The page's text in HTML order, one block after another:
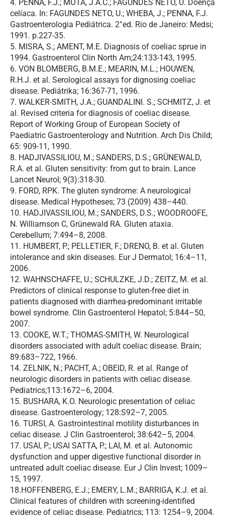
4. PENNA, F.J.; MOTA, J.A.C.; FAGUNDES NETO, U. Doença
celíaca. In: FAGUNDES NETO, U.; WHEBA, J.; PENNA, F.J.
Gastroenterologia Pediátrica. 2°ed. Rio de Janeiro: Medsi;
1991. p.227-35.
5. MISRA, S.; AMENT, M.E. Diagnosis of coeliac sprue in
1994. Gastroenterol Clin North Am;24:133-143, 1995.
6. VON BLOMBERG, B.M.E.; MEARIN, M.L.; HOUWEN,
R.H.J. et al. Serological assays for dignosing coeliac
disease. Pediátrika; 16:367-71, 1996.
7. WALKER-SMITH, J.A.; GUANDALINI. S.; SCHMITZ, J. et
al. Revised criteria for diagnosis of coeliac disease.
Report of Working Group of European Society of
Paediatric Gastroenterology and Nutrition. Arch Dis Child;
65: 909-11, 1990.
8. HADJIVASSILIOU, M.; SANDERS, D.S.; GRÜNEWALD,
R.A. et al. Gluten sensitivity: from gut to brain. Lance
Lancet Neurol; 9(3):318-30.
9. FORD, RPK. The gluten syndrome: A neurological
disease. Medical Hypotheses; 73 (2009) 438–440.
10. HADJIVASSILIOU, M.; SANDERS, D.S.; WOODROOFE,
N. Williamson C, Grünewald RA. Gluten ataxia.
Cerebellum; 7:494–8, 2008.
11. HUMBERT, P.; PELLETIER, F.; DRENO, B. et al. Gluten
intolerance and skin diseases. Eur J Dermatol; 16:4–11,
2006.
12. WAHNSCHAFFE, U.; SCHULZKE, J.D.; ZEITZ, M. et al.
Predictors of clinical response to gluten-free diet in
patients diagnosed with diarrhea-predominant irritable
bowel syndrome. Clin Gastroenterol Hepatol; 5:844–50,
2007.
13. COOKE, W.T.; THOMAS-SMITH, W. Neurological
disorders associated with adult coeliac disease. Brain;
89:683–722, 1966.
14. ZELNIK, N.; PACHT, A.; OBEID, R. et al. Range of
neurologic disorders in patients with celiac disease.
Pediatrics;113:1672–6, 2004.
15. BUSHARA, K.O. Neurologic presentation of celiac
disease. Gastroenterology; 128:S92–7, 2005.
16. TURSI, A. Gastrointestinal motility disturbances in
celiac disease. J Clin Gastroenterol; 38:642–5, 2004.
17. USAI, P.; USAI SATTA, P.; LAI, M. et al. Autonomic
dysfunction and upper digestive functional disorder in
untreated adult coeliac disease. Eur J Clin Invest; 1009–
15, 1997.
18.HOFFENBERG, E.J.; EMERY, L.M.; BARRIGA, K.J. et al.
Clinical features of children with screening-identified
evidence of celiac disease. Pediatrics; 113: 1254–9, 2004.